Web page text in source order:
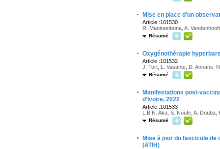
· Mise en place d'un
Article :101530
R. Manirambona, A.
Résumé
· Oxygénothérapie
Article :101532
J. Tort, L. Vasante, D. Annane,
Résumé
·
Manifestations post-
d'Ivoire, 2022
Article :101533
L.B.N. Aka, S. Noufe, A.
Résumé
·
Mise à jour du fascicule
(ATIH)